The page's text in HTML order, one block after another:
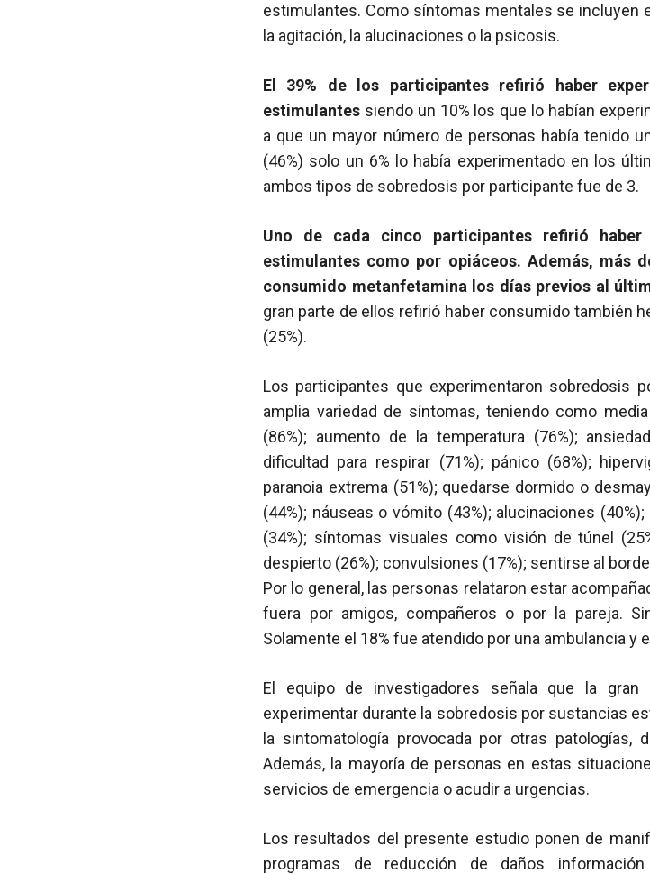
estimulantes. Como síntomas mentales se incluyen
la agitación, la alucinaciones o la psicosis.
El 39% de los participantes refirió haber
estimulantes siendo un 10% los que lo habían
a que un mayor número de personas había tenido
(46%) solo un 6% lo había experimentado en los
ambos tipos de sobredosis por participante fue de 3.
Uno de cada cinco participantes refirió
estimulantes como por opiáceos. Además, más
consumido metanfetamina los días previos al
gran parte de ellos refirió haber consumido también
(25%).
Los participantes que experimentaron sobredosis
amplia variedad de síntomas, teniendo como
(86%); aumento de la temperatura (76%);
dificultad para respirar (71%); pánico (68%);
paranoia extrema (51%); quedarse dormido o
(44%); náuseas o vómito (43%); alucinaciones
(34%); síntomas visuales como visión de túnel
despierto (26%); convulsiones (17%); sentirse al
Por lo general, las personas relataron estar
fuera por amigos, compañeros o por la pareja.
Solamente el 18% fue atendido por una ambulancia y
El equipo de investigadores señala que la
experimentar durante la sobredosis por sustancias
la sintomatología provocada por otras patologías,
Además, la mayoría de personas en estas
servicios de emergencia o acudir a urgencias.
Los resultados del presente estudio ponen de
programas de reducción de daños